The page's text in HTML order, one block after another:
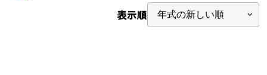
表示順